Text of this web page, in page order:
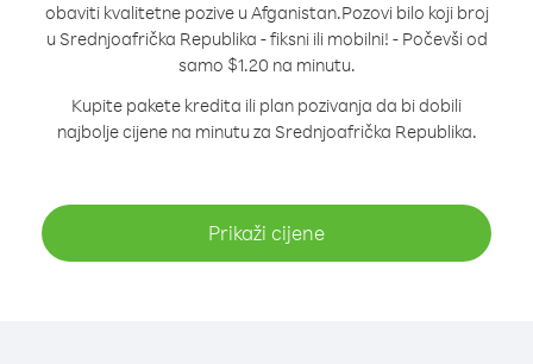
obaviti kvalitetne pozive u Afganistan.Pozovi bilo koji broj
u Srednjoafrička Republika - fiksni ili mobilni! - Počevši od
samo $1.20 na minutu.
Kupite pakete kredita ili plan pozivanja da bi dobili
najbolje cijene na minutu za Srednjoafrička Republika.
Prikaži cijene